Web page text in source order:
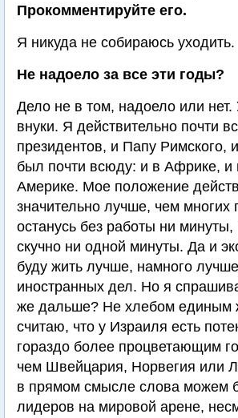
Прокомментируйте его.
Я никуда не собираюсь уходить.
Не надоело за все эти годы?
Дело не в том, надоело или нет.
внуки. Я действительно почти
президентов, и Папу Римского,
был почти всюду: и в Африке,
Америке. Мое положение
значительно лучше, чем многих
останусь без работы ни минуты,
скучно ни одной минуты. Да и
буду жить лучше, намного
иностранных дел. Но я
же дальше? Не хлебом единым
считаю, что у Израиля есть
гораздо более процветающим
чем Швейцария, Норвегия или
в прямом смысле слова можем
лидеров на мировой арене,